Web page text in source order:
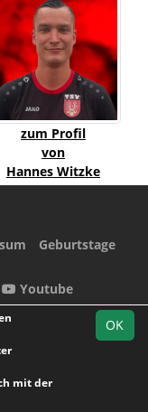
zum Profil
von
Hannes Witzke
Geburtstage
Youtube
OK
mit der